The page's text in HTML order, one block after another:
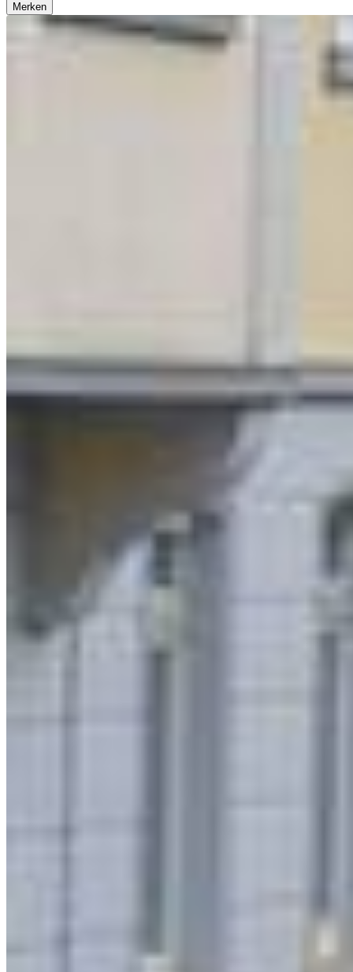
Merken